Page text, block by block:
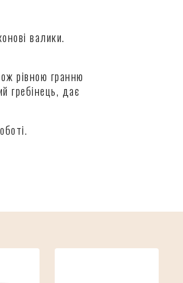
валики.
рівною гранню
гребінець, дає